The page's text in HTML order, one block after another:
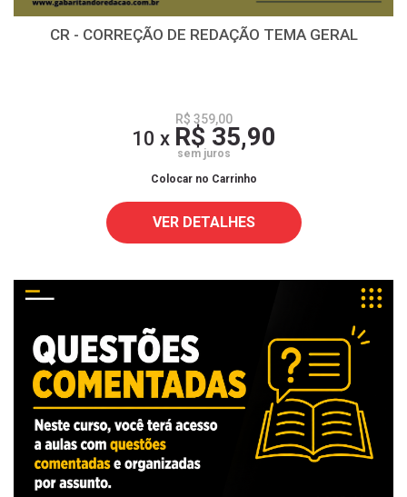
CR - CORREÇÃO DE REDAÇÃO TEMA GERAL
R$ 359,00
10 x R$ 35,90
sem juros
Colocar no Carrinho
VER DETALHES